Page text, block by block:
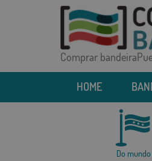
Comprar
HOME
Do mundo